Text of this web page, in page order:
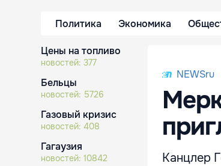
Политика Экономика
Цены на топливо
новостей: 377
Бельцы
новостей: 5726
Газовый кризис
новостей: 408
Гагаузия
новостей: 10842
NEWSru
Канцлер